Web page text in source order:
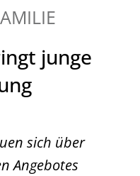
junge
sich über
Angebotes